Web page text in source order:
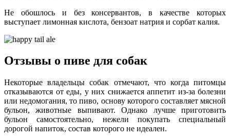
Не обошлось и без консервантов, в качестве которых
выступает лимонная кислота, бензоат натрия и сорбат калия.
Отзывы о пиве для собак
Некоторые владельцы собак отмечают, что когда питомцы
отказываются от еды, у них снижается аппетит из-за болезни
или недомогания, то пиво, основу которого составляет мясной
бульон, животные выпивают. Однако лучше приготовить
бульон самостоятельно, нежели покупать специальный
дорогой напиток, состав которого не идеален.